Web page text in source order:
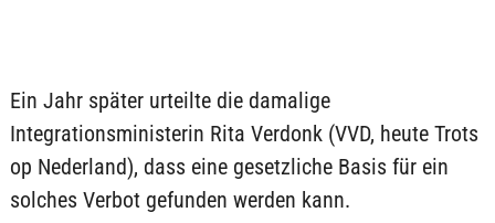
Ein Jahr später urteilte die damalige
Integrationsministerin Rita Verdonk (VVD, heute Trots
op Nederland), dass eine gesetzliche Basis für ein
solches Verbot gefunden werden kann.